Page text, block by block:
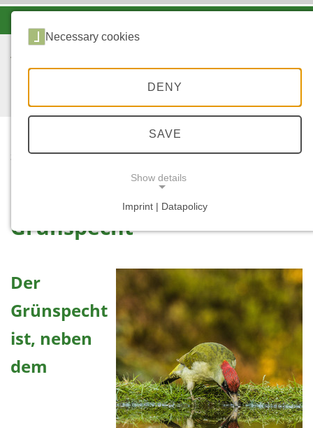
STARTSEITE
...
Grünspecht
Der
Grünspecht
ist, neben
dem
Necessary cookies
DENY
SAVE
Show details
Imprint | Datapolicy